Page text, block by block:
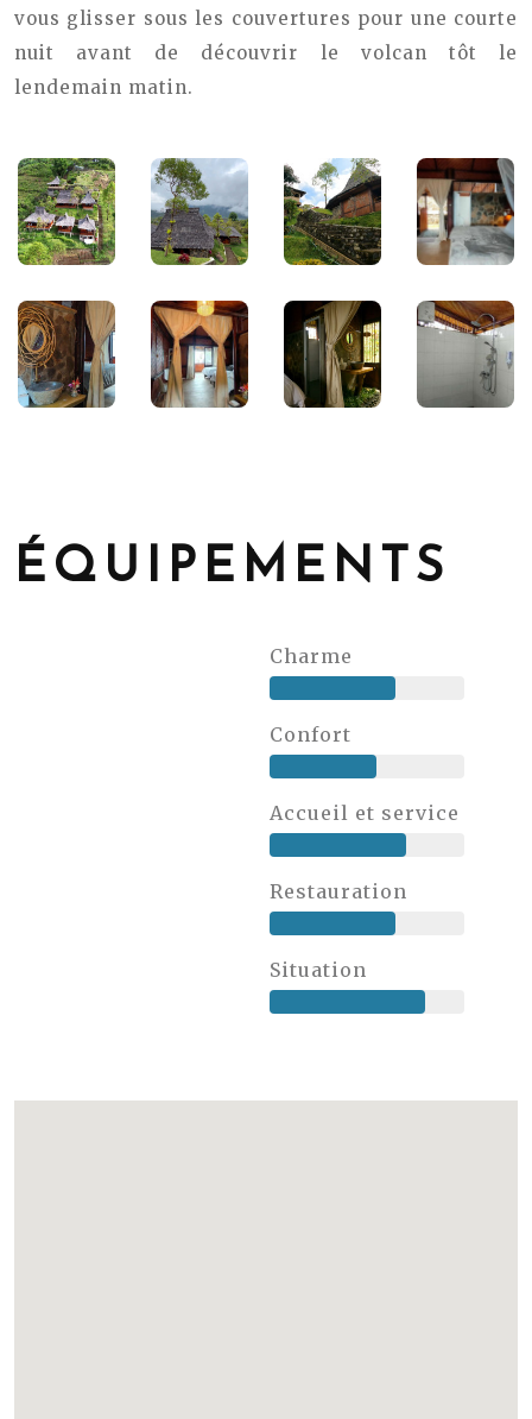
vous glisser sous les couvertures pour une courte
nuit avant de découvrir le volcan tôt le
lendemain matin.
ÉQUIPEMENTS
Charme
Confort
Accueil et service
Restauration
Situation